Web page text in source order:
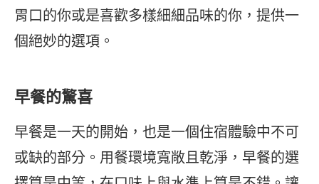
胃口的你或是喜歡多樣細細品味的你，提供一
個絕妙的選項。
早餐的驚喜
早餐是一天的開始，也是一個住宿體驗中不可
或缺的部分。用餐環境寬敞且乾淨，早餐的選